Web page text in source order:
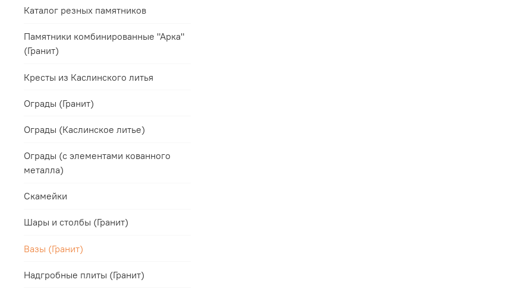
Каталог резных памятников
Памятники комбинированные "Арка"
(Гранит)
Кресты из Каслинского литья
Ограды (Гранит)
Ограды (Каслинское литье)
Ограды (с элементами кованного
металла)
Скамейки
Шары и столбы (Гранит)
Вазы (Гранит)
Надгробные плиты (Гранит)